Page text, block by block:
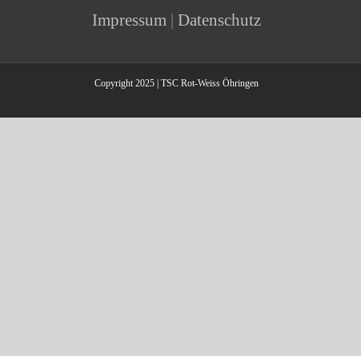
Impressum| Datenschutz
Copyright 2025 | TSC Rot-Weiss Öhringen